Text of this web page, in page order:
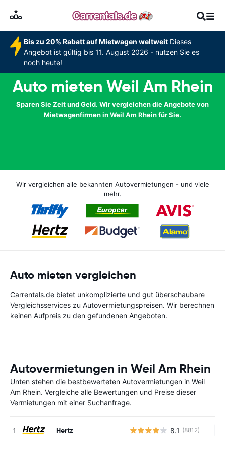
Bis zu 20% Rabatt auf Mietwagen weltweitDieses
Angebot ist gültig bis 11. August 2026 - nutzen Sie es
noch heute!
Auto mieten Weil Am Rhein
Sparen Sie Zeit und Geld. Wir vergleichen die Angebote von
Mietwagenfirmen in Weil Am Rhein für Sie.
Wir vergleichen alle bekannten Autovermietungen - und viele
mehr.
Auto mieten vergleichen
Carrentals.de bietet unkomplizierte und gut überschaubare
Vergleichsservices zu Autovermietungspreisen. Wir berechnen
keinen Aufpreis zu den gefundenen Angeboten.
Autovermietungen in Weil Am Rhein
Unten stehen die bestbewerteten Autovermietungen in Weil
Am Rhein. Vergleiche alle Bewertungen und Preise dieser
Vermietungen mit einer Suchanfrage.
Hertz 8.1 (8812)